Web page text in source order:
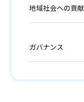
地域社会への貢献
ガバナンス